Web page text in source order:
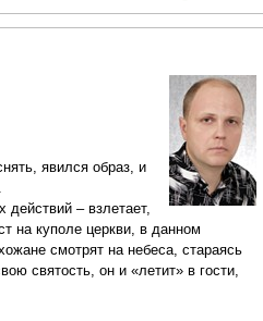
явился образ, и
– взлетает,
на куполе церкви, в данном
смотрят на небеса, стараясь
святость, он и «летит» в гости,